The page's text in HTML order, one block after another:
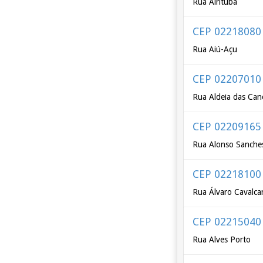
CEP 02218080
Rua Aiú-Açu
CEP 02207010
Rua Aldeia das
CEP 02209165
Rua Alonso
CEP 02218100
Rua Álvaro
CEP 02215040
Rua Alves Porto